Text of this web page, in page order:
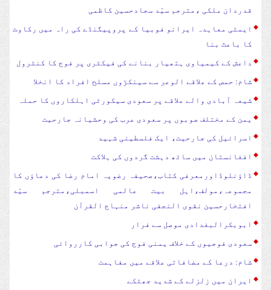
قدردان ملکی ،مترجم سیّد سجادحسین کاظمی
ایمٹی معاہدہ ایرانو فوبیا کے پروپیگنڈے کی راہ میں رکاوٹ
کا باعث بنا
داعش کے کیمیاوی ہتھیار بنانے کی فیکٹری پر فوج کا کنٹرول
شام: حمص کے علاقے الوعر سے سینکڑوں مسلح افراد کا انخلا
شیعہ آبادی والے علاقے پر سعودی سیکورٹی اہلکاروں کا حملہ
یمن کے مختلف صوبوں پر سعودی عرب کی وحشیانہ جارحیت
اسرائیل کی جارحیت، ایک فلسطینی شہید
افغانستان میں ساٹھ دہشت گردوں کی ہلاکت
ڈاؤنلوڈاورمعرفی کتاب،صحیفہ رضویہ امام رضا کی دعاؤں کا
مجموعہ،مولف،اہل بیت عالمی اسمبلی،مترجم سیّد
افتخارحسین نقوی النجفی ناشر منہاج القرآن
ابوبکرالبغدادی موصل سے فرار
سعودی فوجیوں کے خلاف یمنی فوج کی جوابی کارروائی
شام: درعا کے مضافاتی علاقے میں مفاہمت
ایران میں زلزلے کے شدید جھٹکے